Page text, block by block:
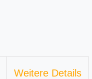
Weitere Details